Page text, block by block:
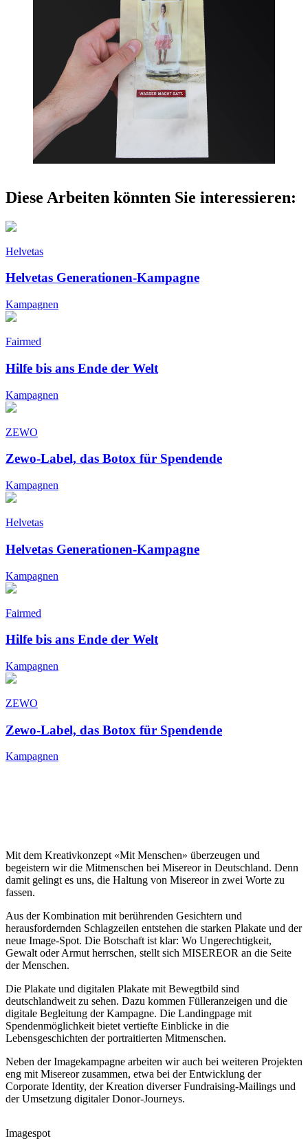
Diese Arbeiten könnten Sie interessieren:
Helvetas
Helvetas Generationen-Kampagne
Kampagnen
Fairmed
Hilfe bis ans Ende der Welt
Kampagnen
ZEWO
Zewo-Label, das Botox für Spendende
Kampagnen
Helvetas
Helvetas Generationen-Kampagne
Kampagnen
Fairmed
Hilfe bis ans Ende der Welt
Kampagnen
ZEWO
Zewo-Label, das Botox für Spendende
Kampagnen
Mit dem Kreativkonzept «Mit Menschen» überzeugen und
begeistern wir die Mitmenschen bei Misereor in Deutschland. Denn
damit gelingt es uns, die Haltung von Misereor in zwei Worte zu
fassen.
Aus der Kombination mit berührenden Gesichtern und
herausfordernden Schlagzeilen entstehen die starken Plakate und der
neue Image-Spot. Die Botschaft ist klar: Wo Ungerechtigkeit,
Gewalt oder Armut herrschen, stellt sich MISEREOR an die Seite
der Menschen.
Die Plakate und digitalen Plakate mit Bewegtbild sind
deutschlandweit zu sehen. Dazu kommen Fülleranzeigen und die
digitale Begleitung der Kampagne. Die Landingpage mit
Spendenmöglichkeit bietet vertiefte Einblicke in die
Lebensgeschichten der portraitierten Mitmenschen.
Neben der Imagekampagne arbeiten wir auch bei weiteren Projekten
eng mit Misereor zusammen, etwa bei der Entwicklung der
Corporate Identity, der Kreation diverser Fundraising-Mailings und
der Umsetzung digitaler Donor-Journeys.
Imagespot